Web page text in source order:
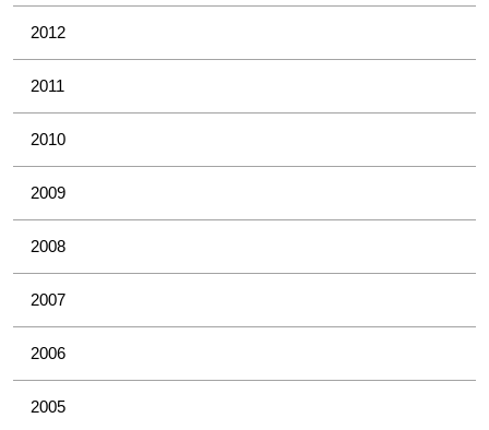
2012
2011
2010
2009
2008
2007
2006
2005